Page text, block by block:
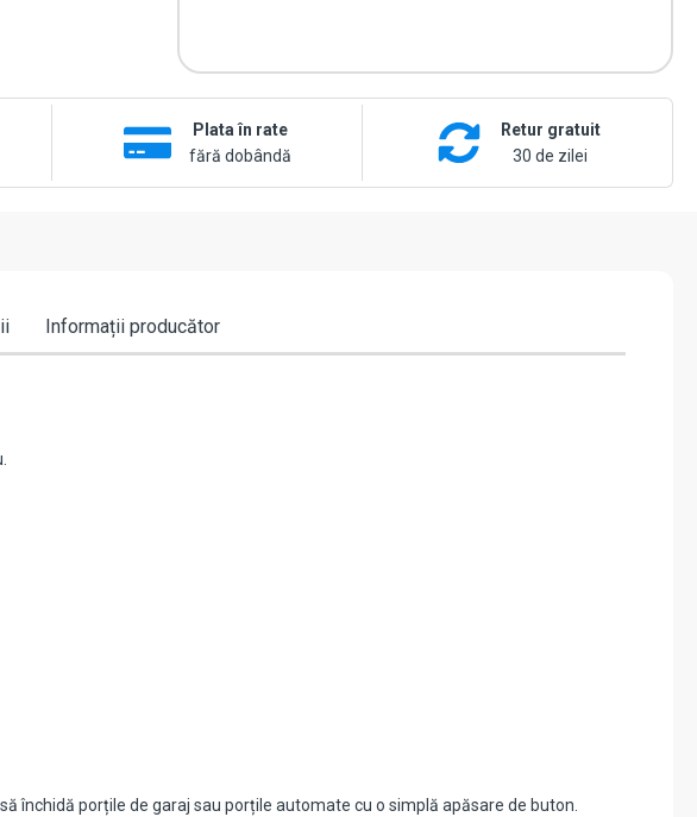
Plata în rate
fără dobândă
Retur gratuit
30 de zilei
Informații producător
închidă porțile de garaj sau porțile automate cu o simplă apăsare de buton.